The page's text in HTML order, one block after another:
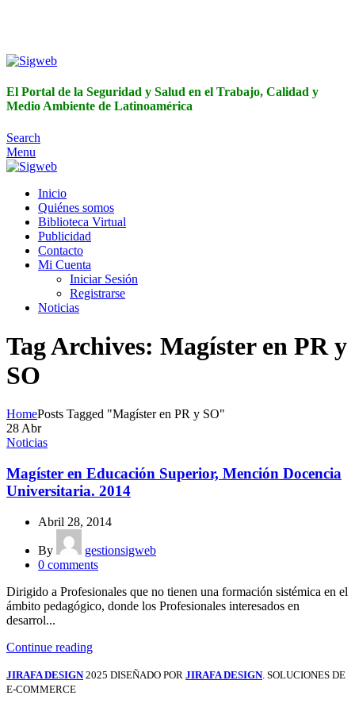
El Portal de la Seguridad y Salud en el Trabajo, Calidad y
Medio Ambiente de Latinoamérica
Search
Menu
Inicio
Quiénes somos
Biblioteca Virtual
Publicidad
Contacto
Mi Cuenta
Iniciar Sesión
Registrarse
Noticias
Tag Archives: Magíster en PR y
SO
HomePosts Tagged "Magíster en PR y SO"
28Abr
Noticias
Magíster en Educación Superior, Mención Docencia
Universitaria. 2014
Abril 28, 2014
By
gestionsigweb
0 comments
Dirigido a Profesionales que no tienen una formación sistémica en el
ámbito pedagógico, donde los Profesionales interesados en
desarrol...
Continue reading
JIRAFA DESIGN 2025 DISEÑADO POR JIRAFA DESIGN. SOLUCIONES DE
E-COMMERCE